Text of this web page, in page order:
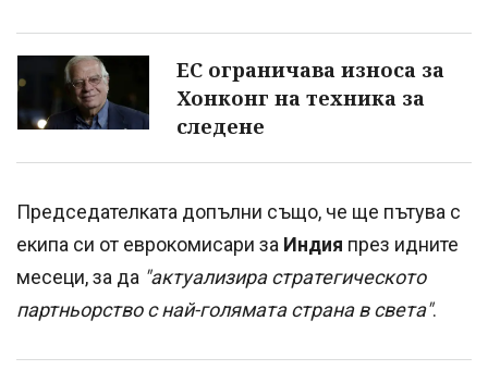
ЕС ограничава износа за
Хонконг на техника за
следене
Председателката допълни също, че ще пътува с
екипа си от еврокомисари за Индия през идните
месеци, за да "актуализира стратегическото
партньорство с най-голямата страна в света".